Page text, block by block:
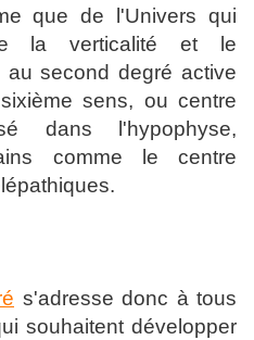
que de l'Univers qui
la verticalité et le
au second degré active
sens, ou centre
dans l'hypophyse,
comme le centre
s'adresse donc à tous
souhaitent développer